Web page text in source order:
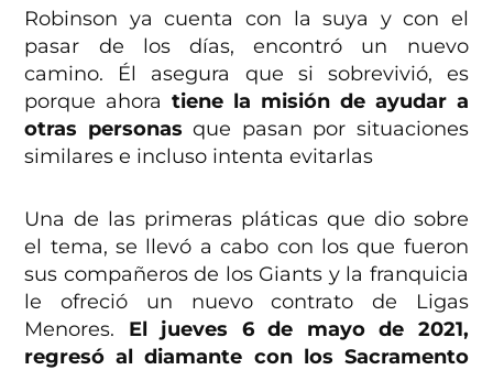
Robinson ya cuenta con la suya y con el
pasar de los días, encontró un nuevo
camino. Él asegura que si sobrevivió, es
porque ahora tiene la misión de ayudar a
otras personas que pasan por situaciones
similares e incluso intenta evitarlas
Una de las primeras pláticas que dio sobre
el tema, se llevó a cabo con los que fueron
sus compañeros de los Giants y la franquicia
le ofreció un nuevo contrato de Ligas
Menores. El jueves 6 de mayo de 2021,
regresó al diamante con los Sacramento